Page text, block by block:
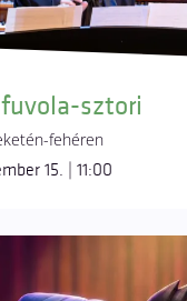
sztori
fehéren
15. | 11:00